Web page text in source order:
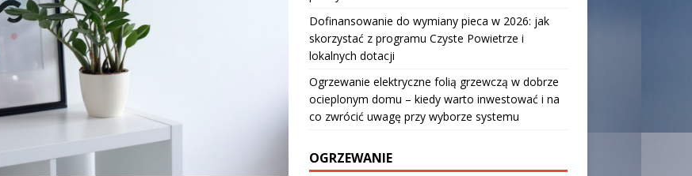
Dofinansowanie do wymiany pieca w 2026: jak
skorzystać z programu Czyste Powietrze i
lokalnych dotacji
Ogrzewanie elektryczne folią grzewczą w dobrze
ocieplonym domu – kiedy warto inwestować i na
co zwrócić uwagę przy wyborze systemu
OGRZEWANIE